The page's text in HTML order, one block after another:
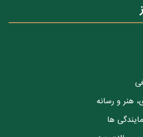
هنر و رسانه
ها